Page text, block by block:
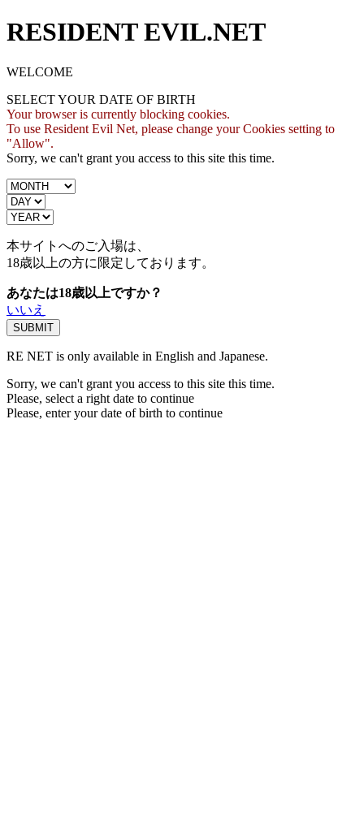
RESIDENT EVIL.NET
WELCOME
SELECT YOUR DATE OF BIRTH
Your browser is currently blocking cookies.
To use Resident Evil Net, please change your Cookies setting to
"Allow".
Sorry, we can't grant you access to this site this time.
本サイトへのご入場は、
18歳以上の方に限定しております。
あなたは18歳以上ですか？
いいえ
RE NET is only available in English and Japanese.
Sorry, we can't grant you access to this site this time.
Please, select a right date to continue
Please, enter your date of birth to continue